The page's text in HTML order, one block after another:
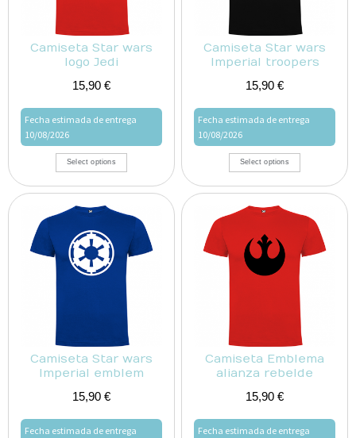
Camiseta Star wars
logo Jedi
15,90 €
Fecha estimada de entrega
10/08/2026
Select options
Camiseta Star wars
Imperial troopers
15,90 €
Fecha estimada de entrega
10/08/2026
Select options
Camiseta Star wars
Imperial emblem
15,90 €
Fecha estimada de entrega
Camiseta Emblema
alianza rebelde
15,90 €
Fecha estimada de entrega